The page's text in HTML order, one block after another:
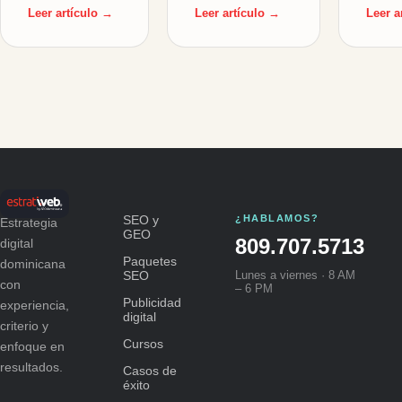
Leer artículo → Leer artículo → Leer
Estrategia
digital
dominicana
con
experiencia,
criterio y
enfoque en
resultados.
SEO y
GEO
Paquetes
SEO
Publicidad
digital
Cursos
Casos de
éxito
¿HABLAMOS?
809.707.5713
Lunes a viernes · 8 AM
– 6 PM